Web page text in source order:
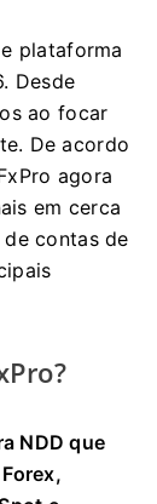
plataforma
Desde
ao focar
De acordo
agora
em cerca
contas de
NDD que